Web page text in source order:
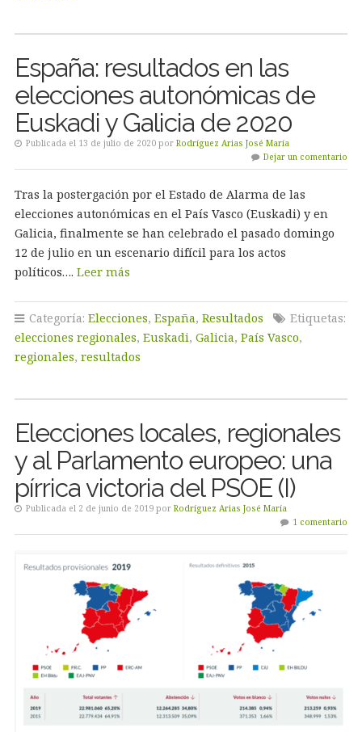
España: resultados en las
elecciones autonómicas de
Euskadi y Galicia de 2020
Publicada el 13 de julio de 2020 por Rodríguez Arias José María
Dejar un comentario
Tras la postergación por el Estado de Alarma de las
elecciones autonómicas en el País Vasco (Euskadi) y en
Galicia, finalmente se han celebrado el pasado domingo
12 de julio en un escenario difícil para los actos
políticos…. Leer más
Categoría: Elecciones, España, Resultados
Etiquetas:
elecciones regionales, Euskadi, Galicia, País Vasco,
regionales, resultados
Elecciones locales, regionales
y al Parlamento europeo: una
pírrica victoria del PSOE (I)
Publicada el 2 de junio de 2019 por Rodríguez Arias José María
1 comentario